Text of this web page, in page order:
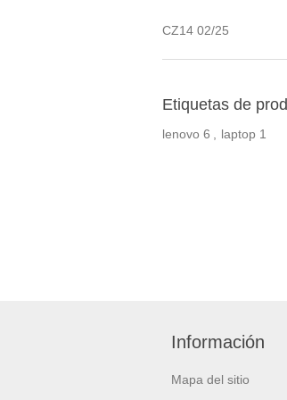
CZ14 02/25
Etiquetas de
lenovo 6 , laptop 1
Información
Mapa del sitio